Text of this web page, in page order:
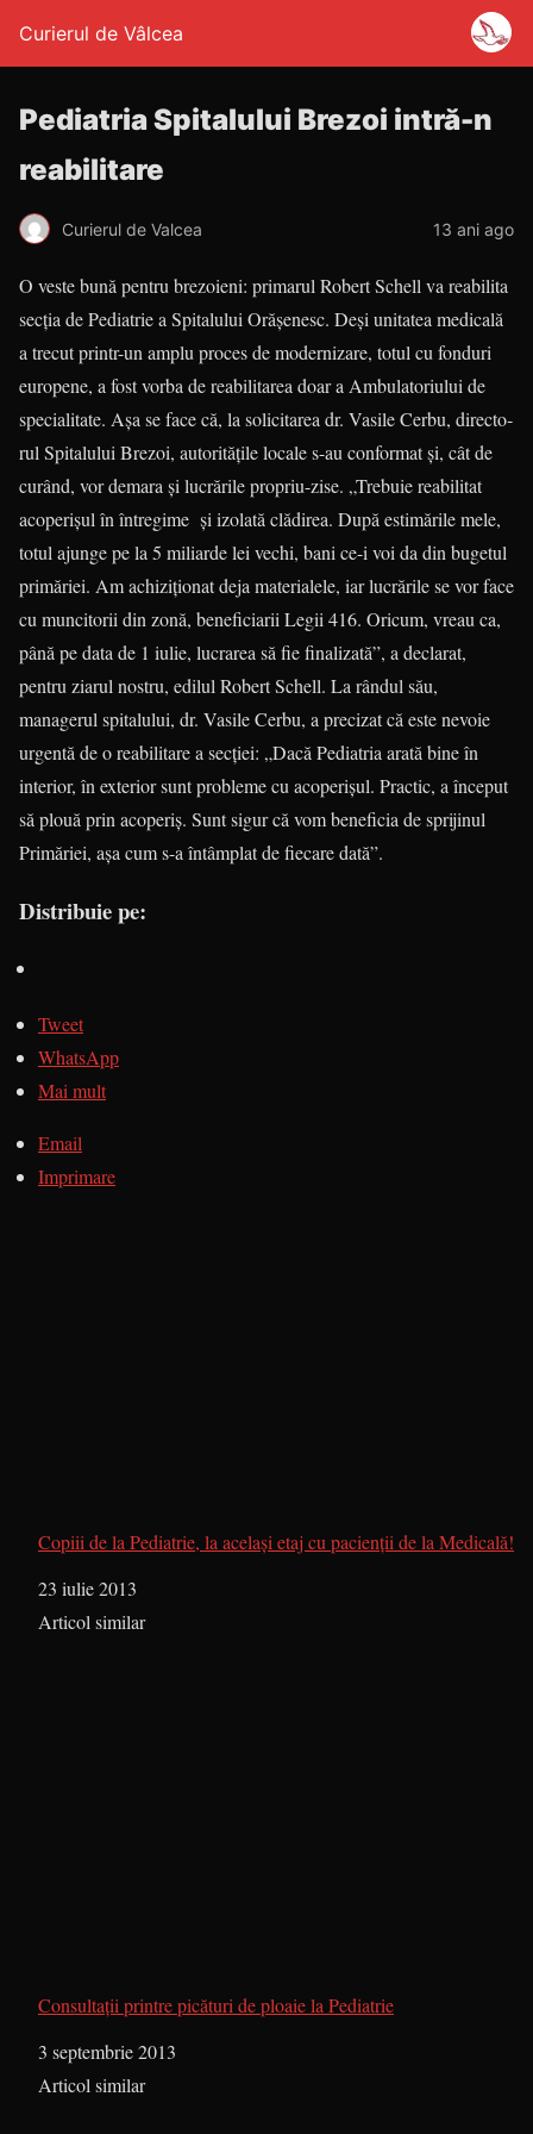
Curierul de Vâlcea
Pediatria Spitalului Brezoi intră-n
reabilitare
Curierul de Valcea 13 ani ago
O veste bună pentru brezoieni: primarul Robert Schell va reabilita
secţia de Pediatrie a Spitalului Orăşe­nesc. Deşi unitatea medicală
a trecut printr-un amplu proces de moder­ni­zare, totul cu fonduri
europene, a fost vorba de reabilitarea doar a Ambu­la­toriului de
specialitate. Aşa se face că, la solicitarea dr. Vasile Cerbu, direc­to­
rul Spitalului Brezoi, autorităţile locale s-au conformat şi, cât de
curând, vor de­mara şi lucrările propriu-zise. „Tre­buie reabilitat
acoperişul în întregime şi izolată clădirea. După estimările mele,
totul ajunge pe la 5 miliarde lei vechi, bani ce-i voi da din bugetul
pri­mă­riei. Am achiziţionat deja mate­ria­lele, iar lucrările se vor face
cu mun­ci­torii din zonă, beneficiarii Legii 416. Oricum, vreau ca,
până pe data de 1 iulie, lucrarea să fie finalizată”, a de­cla­rat,
pentru ziarul nostru, edilul Robert Schell. La rân­dul său,
managerul spitalului, dr. Vasile Cerbu, a precizat că este nevoie
urgentă de o reabilitare a secţiei: „Dacă Pediatria arată bine în
interior, în exterior sunt pro­ble­­me cu acoperişul. Practic, a început
să plouă prin acoperiş. Sunt sigur că vom be­neficia de sprijinul
Primăriei, aşa cum s-a întâmplat de fiecare dată”.
Distribuie pe:
Tweet
WhatsApp
Mai mult
Email
Imprimare
Copiii de la Pediatrie, la același etaj cu pacienții de la Medicală!
Dată
23 iulie 2013
În legătură cu
Articol similar
Consultații printre picături de ploaie la Pediatrie
Dată
3 septembrie 2013
În legătură cu
Articol similar